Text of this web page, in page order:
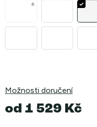
Možnosti doručení
od 1 529 Kč